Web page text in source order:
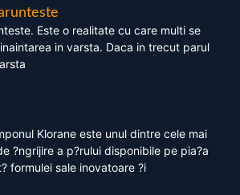
Este o realitate cu care multi se
in varsta. Daca in trecut parul
Klorane este unul dintre cele mai
?ngrijire a p?rului disponibile pe pia?a
formulei sale inovatoare ?i